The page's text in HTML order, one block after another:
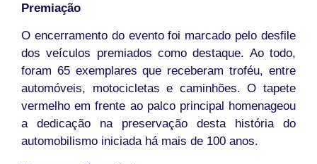
Premiação
O encerramento do evento foi marcado pelo desfile
dos veículos premiados como destaque. Ao todo,
foram 65 exemplares que receberam troféu, entre
automóveis, motocicletas e caminhões. O tapete
vermelho em frente ao palco principal homenageou
a dedicação na preservação desta história do
automobilismo iniciada há mais de 100 anos.